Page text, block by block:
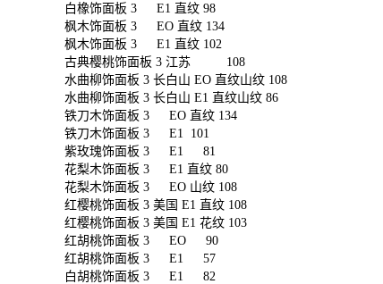
白橡饰面板 3 E1 直纹 98
枫木饰面板 3 EO 直纹 134
枫木饰面板 3 E1 直纹 102
古典樱桃饰面板 3 江苏 108
水曲柳饰面板 3 长白山 EO 直纹山纹 108
水曲柳饰面板 3 长白山 E1 直纹山纹 86
铁刀木饰面板 3 EO 直纹 134
铁刀木饰面板 3 E1 101
紫玫瑰饰面板 3 E1 81
花梨木饰面板 3 E1 直纹 80
花梨木饰面板 3 EO 山纹 108
红樱桃饰面板 3 美国 E1 直纹 108
红樱桃饰面板 3 美国 E1 花纹 103
红胡桃饰面板 3 EO 90
红胡桃饰面板 3 E1 57
白胡桃饰面板 3 E1 82